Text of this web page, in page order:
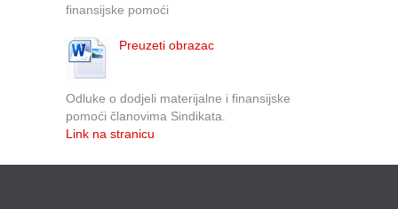
finansijske pomoći
Preuzeti obrazac
Odluke o dodjeli materijalne i finansijske
pomoći članovima Sindikata.
Link na stranicu